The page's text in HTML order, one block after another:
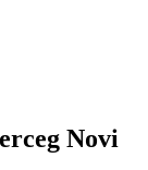
Novi